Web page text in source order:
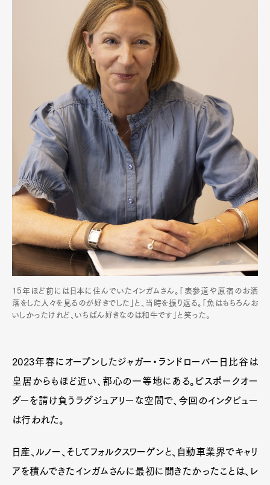
15年ほど前には日本に住んでいたインガムさん。「表参道や原宿のお洒
落をした人々を見るのが好きでした」と、当時を振り返る。「魚はもちろんお
いしかったけれど、いちばん好きなのは和牛です」と笑った。
2023年春にオープンしたジャガー・ランドローバー日比谷は
皇居からもほど近い、都心の一等地にある。ビスポークオー
ダーを請け負うラグジュアリーな空間で、今回のインタビュー
は行われた。
日産、ルノー、そしてフォルクスワーゲンと、自動車業界でキャリ
アを積んできたインガムさんに最初に聞きたかったことは、レ